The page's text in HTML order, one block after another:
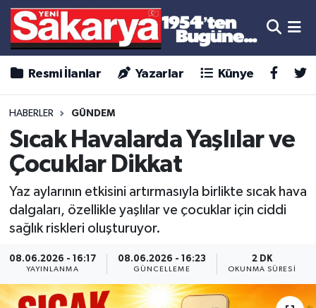
Resmi İlanlar Yazarlar Künye
HABERLER GÜNDEM
Sıcak Havalarda Yaşlılar ve
Çocuklar Dikkat
Yaz aylarının etkisini artırmasıyla birlikte sıcak hava
dalgaları, özellikle yaşlılar ve çocuklar için ciddi
sağlık riskleri oluşturuyor.
08.06.2026 - 16:17
YAYINLANMA
08.06.2026 - 16:23
GÜNCELLEME
2 DK
OKUNMA SÜRESI